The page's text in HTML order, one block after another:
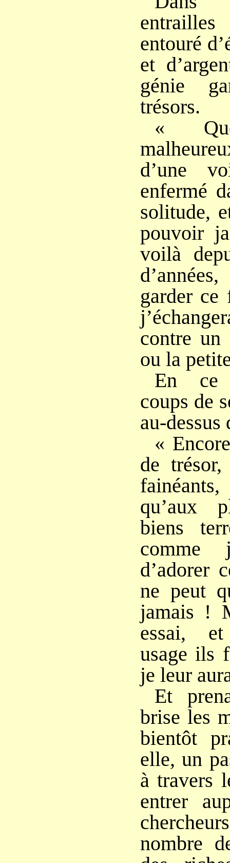
entouré
et
génie
trésors.
«
d’une
enfermé
solitude,
pouvoir
voilà
garder ce
contre un
ou la
En ce
coups de
au-dessus
«
de
qu’aux
biens
comme
d’adorer
ne peut
jamais !
essai,
usage ils
je leur
Et
brise les
bientôt
elle, un
à travers
entrer
nombre